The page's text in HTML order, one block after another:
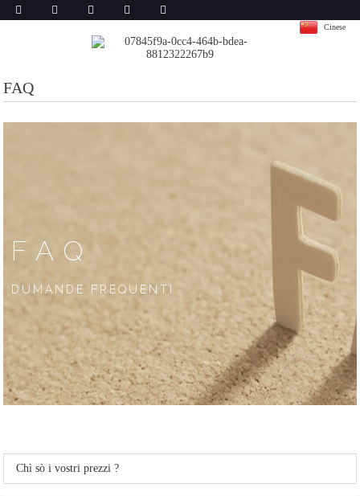
Cinese
FAQ
FAQ
DUMANDE FREQUENTI
Chì sò i vostri prezzi ?